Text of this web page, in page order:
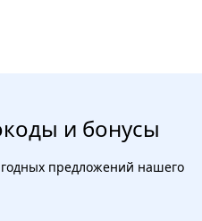
и бонусы
предложений нашего